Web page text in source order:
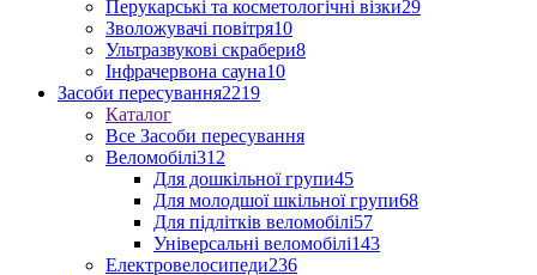
Перукарські та косметологічні візки29
Зволожувачі повітря10
Ультразвукові скрабери8
Інфрачервона сауна10
Засоби пересування2219
Каталог
Все Засоби пересування
Веломобілі312
Для дошкільної групи45
Для молодшої шкільної групи68
Для підлітків веломобілі57
Універсальні веломобілі143
Електровелосипеди236